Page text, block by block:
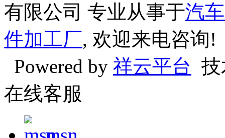
有限公司 专业从事于汽
件加工厂, 欢迎来电咨询!
Powered by 祥云平台
在线客服